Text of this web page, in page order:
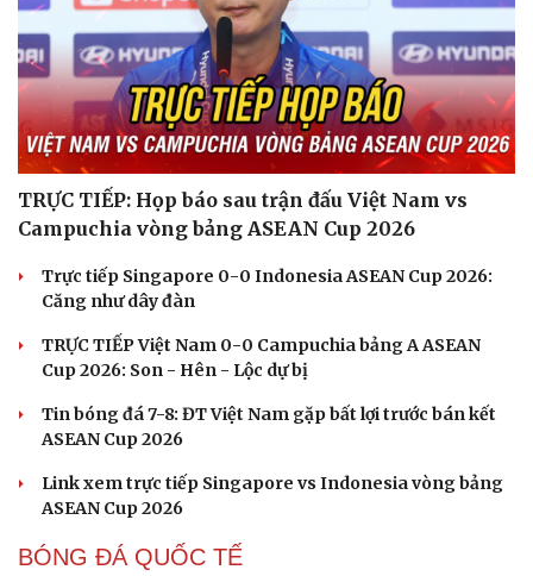
TRỰC TIẾP: Họp báo sau trận đấu Việt Nam vs
Campuchia vòng bảng ASEAN Cup 2026
Trực tiếp Singapore 0-0 Indonesia ASEAN Cup 2026:
Căng như dây đàn
TRỰC TIẾP Việt Nam 0-0 Campuchia bảng A ASEAN
Cup 2026: Son - Hên - Lộc dự bị
Tin bóng đá 7-8: ĐT Việt Nam gặp bất lợi trước bán kết
ASEAN Cup 2026
Link xem trực tiếp Singapore vs Indonesia vòng bảng
ASEAN Cup 2026
BÓNG ĐÁ QUỐC TẾ